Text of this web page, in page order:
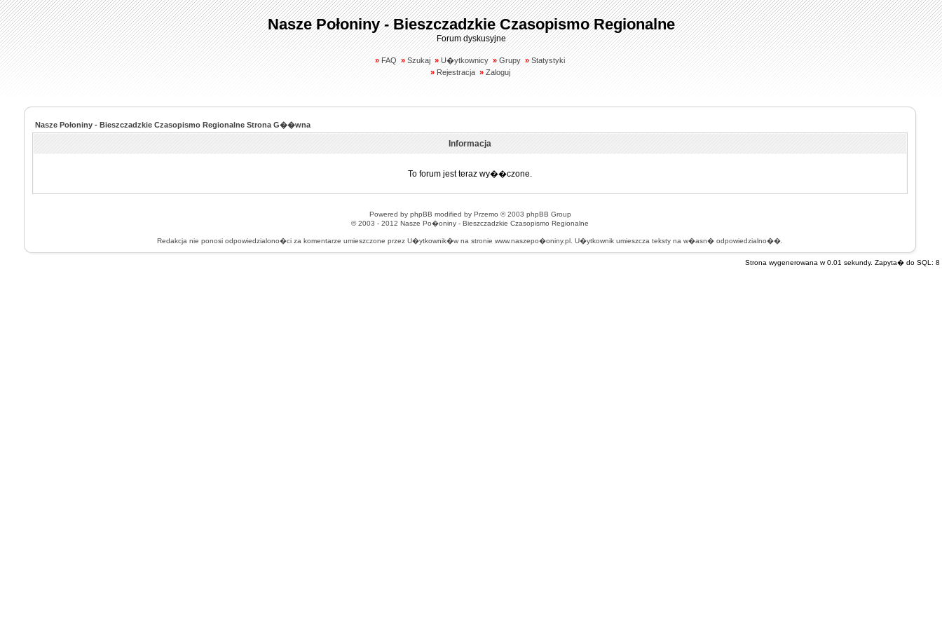
Nasze Połoniny - Bieszczadzkie Czasopismo Regionalne
Forum dyskusyjne
» FAQ » Szukaj » U�ytkownicy » Grupy » Statystyki
» Rejestracja » Zaloguj
Nasze Połoniny - Bieszczadzkie Czasopismo Regionalne Strona G��wna
Informacja
To forum jest teraz wy��czone.
Powered by phpBB modified by Przemo © 2003 phpBB Group
© 2003 - 2012 Nasze Po�oniny - Bieszczadzkie Czasopismo Regionalne
Redakcja nie ponosi odpowiedzialono�ci za komentarze umieszczone przez U�ytkownik�w na stronie www.naszepo�oniny.pl. U�ytkownik umieszcza teksty na w�asn� odpowiedzialno��.
Strona wygenerowana w 0.01 sekundy. Zapyta� do SQL: 8